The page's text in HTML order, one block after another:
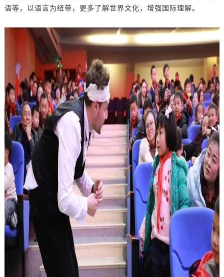
语等，以语言为纽带，更多了解世界文化，增强国际理解。